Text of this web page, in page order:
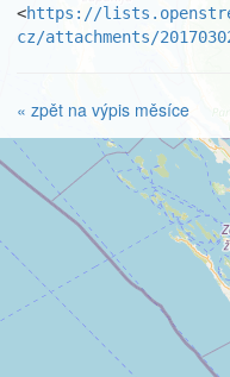
<https://
cz/attachments/
« zpět na výpis měsíce